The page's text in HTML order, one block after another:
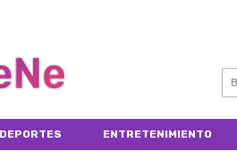
DEPORTES ENTRETENIMIENTO